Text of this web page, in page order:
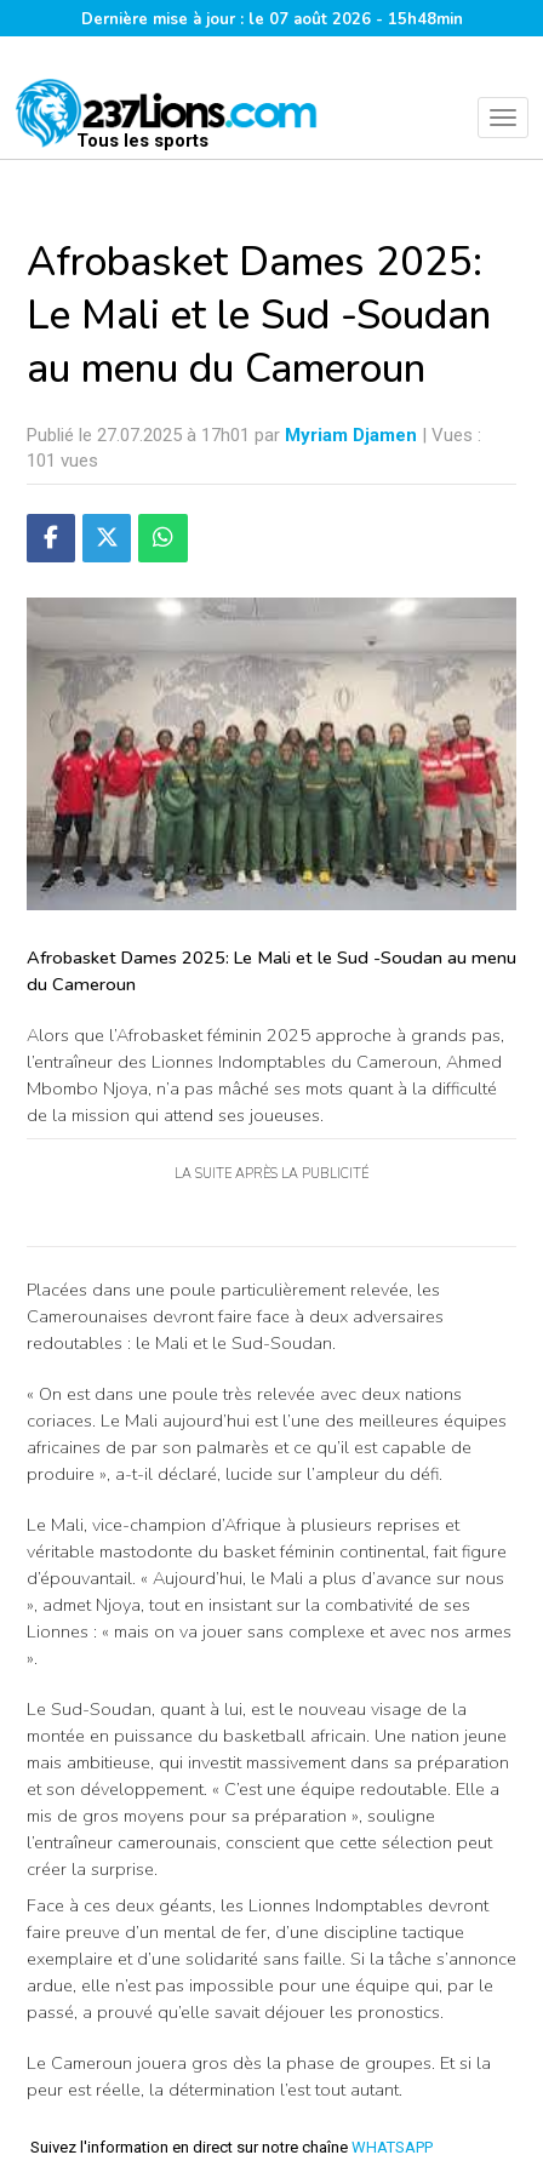
Dernière mise à jour : le 07 août 2026 - 15h48min
Tous les sports
Afrobasket Dames 2025:
Le Mali et le Sud -Soudan
au menu du Cameroun
Publié le 27.07.2025 à 17h01 par Myriam Djamen | Vues :
101 vues
Afrobasket Dames 2025: Le Mali et le Sud -Soudan au menu
du Cameroun
Alors que l’Afrobasket féminin 2025 approche à grands pas,
l’entraîneur des Lionnes Indomptables du Cameroun, Ahmed
Mbombo Njoya, n’a pas mâché ses mots quant à la difficulté
de la mission qui attend ses joueuses.
LA SUITE APRÈS LA PUBLICITÉ
Placées dans une poule particulièrement relevée, les
Camerounaises devront faire face à deux adversaires
redoutables : le Mali et le Sud-Soudan.
« On est dans une poule très relevée avec deux nations
coriaces. Le Mali aujourd’hui est l’une des meilleures équipes
africaines de par son palmarès et ce qu’il est capable de
produire », a-t-il déclaré, lucide sur l’ampleur du défi.
Le Mali, vice-champion d’Afrique à plusieurs reprises et
véritable mastodonte du basket féminin continental, fait figure
d’épouvantail. « Aujourd’hui, le Mali a plus d’avance sur nous
», admet Njoya, tout en insistant sur la combativité de ses
Lionnes : « mais on va jouer sans complexe et avec nos armes
».
Le Sud-Soudan, quant à lui, est le nouveau visage de la
montée en puissance du basketball africain. Une nation jeune
mais ambitieuse, qui investit massivement dans sa préparation
et son développement. « C’est une équipe redoutable. Elle a
mis de gros moyens pour sa préparation », souligne
l’entraîneur camerounais, conscient que cette sélection peut
créer la surprise.
Face à ces deux géants, les Lionnes Indomptables devront
faire preuve d’un mental de fer, d’une discipline tactique
exemplaire et d’une solidarité sans faille. Si la tâche s’annonce
ardue, elle n’est pas impossible pour une équipe qui, par le
passé, a prouvé qu’elle savait déjouer les pronostics.
Le Cameroun jouera gros dès la phase de groupes. Et si la
peur est réelle, la détermination l’est tout autant.
Suivez l'information en direct sur notre chaîne WHATSAPP